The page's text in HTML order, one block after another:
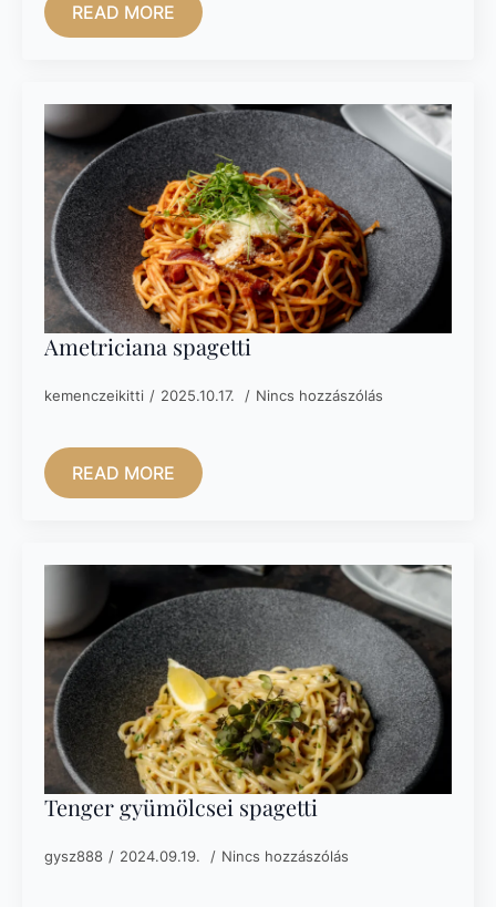
READ MORE
Ametriciana spagetti
kemenczeikitti 2025.10.17. Nincs hozzászólás
READ MORE
Tenger gyümölcsei spagetti
gysz888 2024.09.19. Nincs hozzászólás